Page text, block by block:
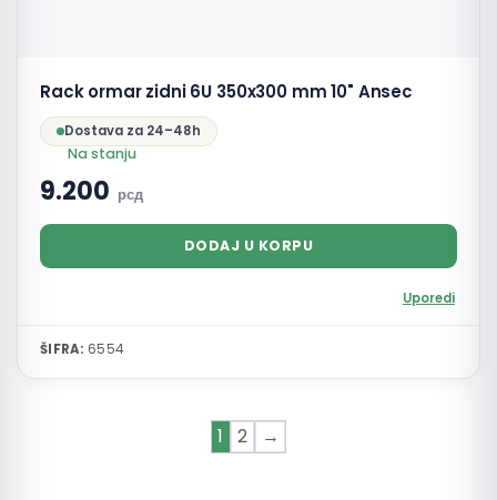
Rack ormar zidni 6U 350x300 mm 10" Ansec
Dostava za 24–48h
Na stanju
9.200 рсд
DODAJ U KORPU
Uporedi
ŠIFRA: 6554
1 2 →